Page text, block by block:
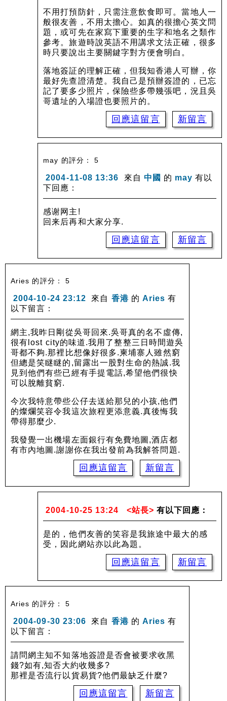
不用打預防針，只需注意飲食即可。當地人一
般很友善，不用太擔心。如真的很擔心英文問
題，或可先在家寫下重要的生字和地名之類作
參考。旅遊時說英語不用講求文法正確，很多
時只要說出主要關鍵字對方便會明白。
落地簽証的理解正確，但我知香港人可辦，你
最好先查證清楚。我自己是預辦簽證的，已忘
記了要多少照片，保險些多帶幾張吧，況且吳
哥遺址的入場證也要照片的。
回應這留言 新留言
may 的評分： 5
2004-11-08 13:36 來自 中國 的 may 有以
下回應：
感谢网主!
回来后再和大家分享.
回應這留言 新留言
Aries 的評分： 5
2004-10-24 23:12 來自 香港 的 Aries 有
以下留言：
網主,我昨日剛從吳哥回來.吳哥真的名不虛傳,
很有lost city的味道.我用了整整三日時間遊吳
哥都不夠.那裡比想像好很多.柬埔寨人雖然窮
但總是笑瞇瞇的,留露出一股對生命的熱誠.我
見到他們有些已經有手提電話,希望他們很快
可以脫離貧窮.
今次我特意帶些公仔去送給那兒的小孩,他們
的燦爛笑容令我這次旅程更添意義.真後悔我
帶得那麼少.
我發覺一出機場左面銀行有免費地圖,酒店都
有市內地圖.謝謝你在我出發前為我解答問題.
回應這留言 新留言
2004-10-25 13:24 <站長> 有以下回應：
是的，他們友善的笑容是我旅途中最大的感
受，因此網站亦以此為題。
回應這留言 新留言
Aries 的評分： 5
2004-09-30 23:06 來自 香港 的 Aries 有
以下留言：
請問網主知不知落地簽證是否會被要求收黑
錢?如有,知否大約收幾多?
那裡是否流行以貨易貨?他們最缺乏什麼?
回應這留言 新留言